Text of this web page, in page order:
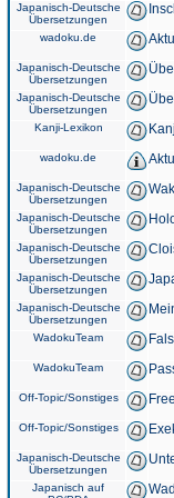
Japanisch-Deutsche
Übersetzungen
wadoku.de
Japanisch-Deutsche
Übersetzungen
Japanisch-Deutsche
Übersetzungen
Kanji-Lexikon
wadoku.de
Japanisch-Deutsche
Übersetzungen
Japanisch-Deutsche
Übersetzungen
Japanisch-Deutsche
Übersetzungen
Japanisch-Deutsche
Übersetzungen
Japanisch-Deutsche
Übersetzungen
WadokuTeam
WadokuTeam
Off-Topic/Sonstiges
Off-Topic/Sonstiges
Japanisch-Deutsche
Übersetzungen
Japanisch auf